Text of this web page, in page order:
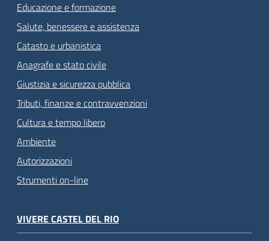
Educazione e formazione
Salute, benessere e assistenza
Catasto e urbanistica
Anagrafe e stato civile
Giustizia e sicurezza pubblica
Tributi, finanze e contravvenzioni
Cultura e tempo libero
Ambiente
Autorizzazioni
Strumenti on-line
VIVERE CASTEL DEL RIO